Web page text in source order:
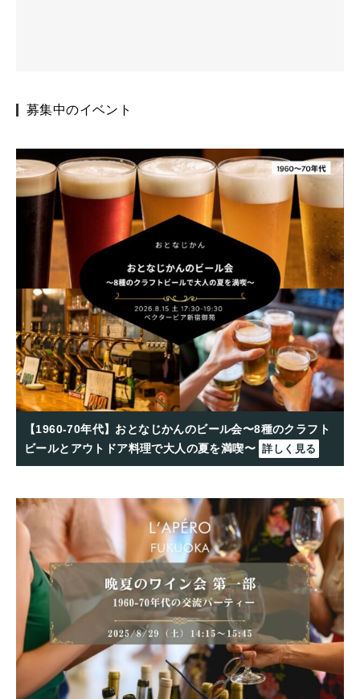
募集中のイベント
【1960-70年代】おとなじかんのビール会〜8種のクラフト
ビールとアウトドア料理で大人の夏を満喫〜 詳しく見る